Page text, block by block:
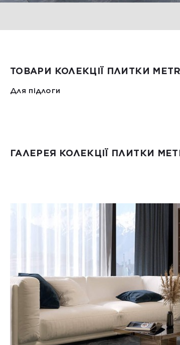
ТОВАРИ КОЛЕКЦІЇ ПЛИТКИ
Для підлоги
ГАЛЕРЕЯ КОЛЕКЦІЇ ПЛИТКИ